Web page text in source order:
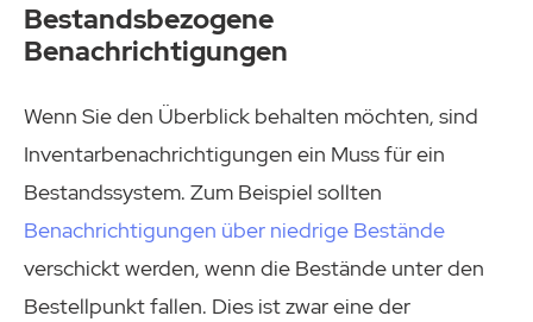
Bestandsbezogene
Benachrichtigungen
Wenn Sie den Überblick behalten möchten, sind
Inventarbenachrichtigungen ein Muss für ein
Bestandssystem. Zum Beispiel sollten
Benachrichtigungen über niedrige Bestände
verschickt werden, wenn die Bestände unter den
Bestellpunkt fallen. Dies ist zwar eine der